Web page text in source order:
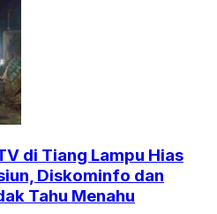
di Tiang Lampu Hias
Diskominfo dan
Tahu Menahu